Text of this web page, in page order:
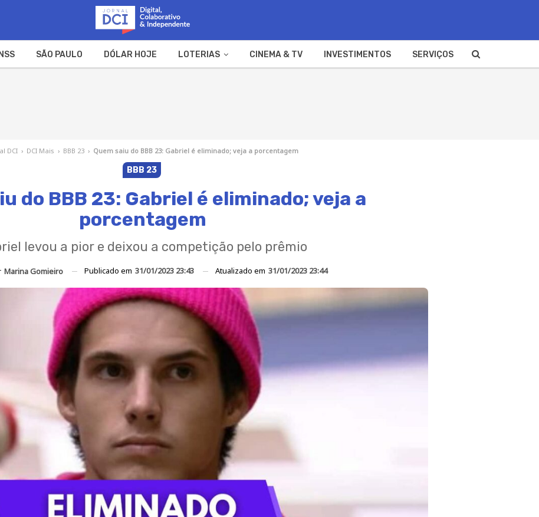
INSS SÃO PAULO DÓLAR HOJE LOTERIAS CINEMA & TV INVESTIMENTOS SERVIÇOS
DCI › DCI Mais › BBB 23 › Quem saiu do BBB 23: Gabriel é eliminado; veja a porcentagem
BBB 23
do BBB 23: Gabriel é eliminado; veja a
porcentagem
levou a pior e deixou a competição pelo prêmio
Marina Gomieiro Publicado em 31/01/2023 23:43 Atualizado em 31/01/2023 23:44